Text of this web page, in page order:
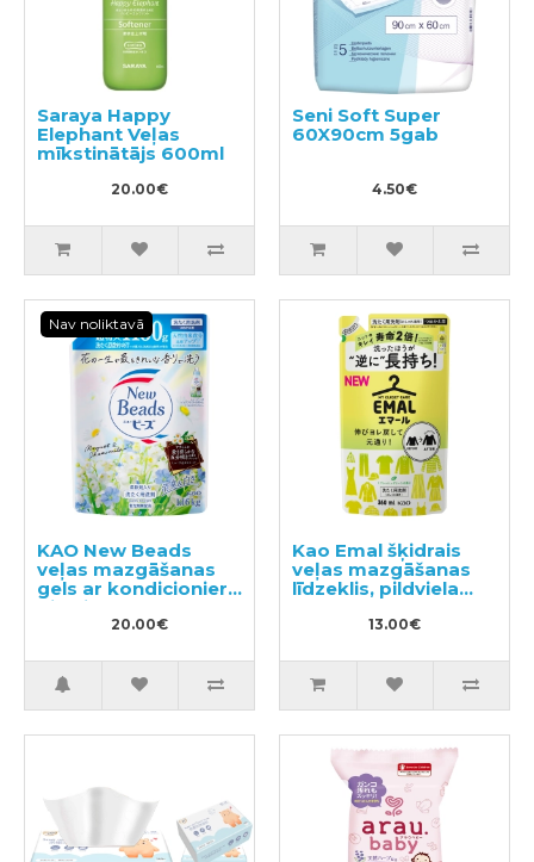
Saraya Happy
Elephant Veļas
mīkstinātājs 600ml
20.00€
Seni Soft Super
60X90cm 5gab
4.50€
Nav noliktavā
KAO New Beads
veļas mazgāšanas
gels ar kondicionieri,
pildviela 1160g
20.00€
Kao Emal šķidrais
veļas mazgāšanas
līdzeklis, pildviela
13.00€